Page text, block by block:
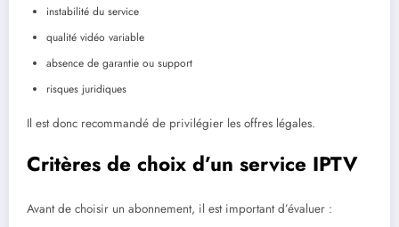
instabilité du service
qualité vidéo variable
absence de garantie ou support
risques juridiques
Il est donc recommandé de privilégier les offres légales.
Critères de choix d’un service IPTV
Avant de choisir un abonnement, il est important d’évaluer :